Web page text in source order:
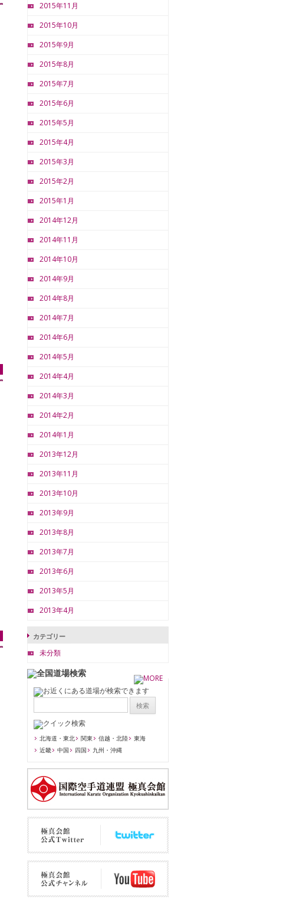
2015年11月
2015年10月
2015年9月
2015年8月
2015年7月
2015年6月
2015年5月
2015年4月
2015年3月
2015年2月
2015年1月
2014年12月
2014年11月
2014年10月
2014年9月
2014年8月
2014年7月
2014年6月
2014年5月
2014年4月
2014年3月
2014年2月
2014年1月
2013年12月
2013年11月
2013年10月
2013年9月
2013年8月
2013年7月
2013年6月
2013年5月
2013年4月
カテゴリー
未分類
北海道・東北 関東 信越・北陸
東海
近畿
中国 四国 九州・沖縄